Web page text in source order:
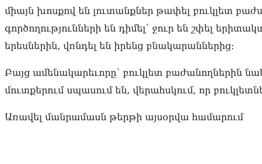
միայն խոսքով են լուտանքներ թափել բուկլետ
գործողությունների են դիմել՝ ջուր են շփել
երեսներին, վռնդել են իրենց բնակարաններից։
Բայց ամենակարեւորը՝ բուկլետ բաժանողներին
մուտքերում սպասում են, վերահսկում, որ
Առավել մանրամասն թերթի այսօրվա համարում